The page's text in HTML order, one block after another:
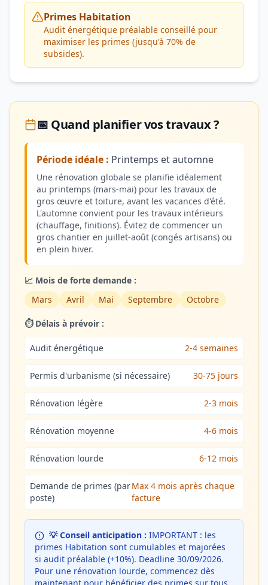
Primes Habitation
Audit énergétique préalable conseillé pour
maximiser les primes (jusqu'à 70% de
subsides).
📅 Quand planifier vos travaux ?
Période idéale : Printemps et automne
Une rénovation globale se planifie idéalement
au printemps (mars-mai) pour les travaux de
gros œuvre et toiture, avant les vacances d'été.
L'automne convient pour les travaux intérieurs
(chauffage, finitions). Évitez de commencer un
gros chantier en juillet-août (congés artisans) ou
en plein hiver.
📈 Mois de forte demande :
Mars
Avril Mai Septembre Octobre
⏱️ Délais à prévoir :
Audit énergétique 2-4 semaines
Permis d'urbanisme (si nécessaire) 30-75 jours
Rénovation légère 2-3 mois
Rénovation moyenne 4-6 mois
Rénovation lourde 6-12 mois
Demande de primes (par
poste)
Max 4 mois après chaque
facture
💡 Conseil anticipation : IMPORTANT : les
primes Habitation sont cumulables et majorées
si audit préalable (+10%). Deadline 30/09/2026.
Pour une rénovation lourde, commencez dès